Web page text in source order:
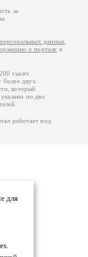
для
за
данных
о портале и
тысяч
более двух
который
по две
работает под